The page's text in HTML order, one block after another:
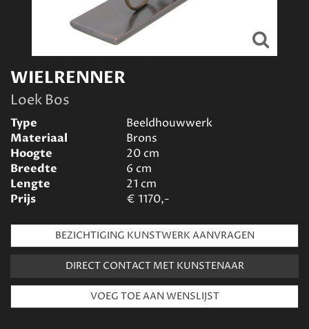
WIELRENNER
Loek Bos
Type
Beeldhouwwerk
Materiaal
Brons
Hoogte
20cm
Breedte
6 cm
Lengte
21 cm
Prijs
€ 1170,-
BEZICHTIGING KUNSTWERK AANVRAGEN
DIRECT CONTACT MET KUNSTENAAR